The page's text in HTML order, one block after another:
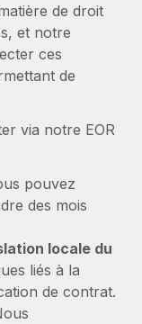
de droit
et notre
ces
de
via notre EOR
pouvez
des mois
locale du
liés à la
de contrat.